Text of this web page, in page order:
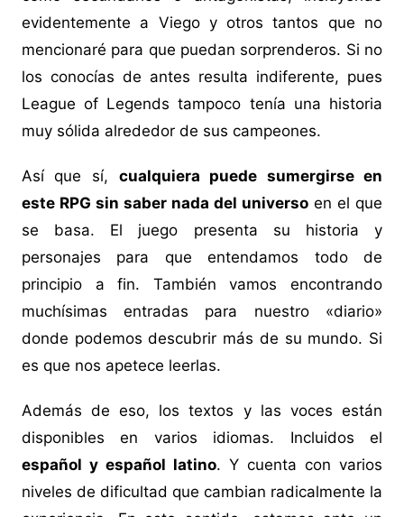
evidentemente a Viego y otros tantos que no
mencionaré para que puedan sorprenderos. Si no
los conocías de antes resulta indiferente, pues
League of Legends tampoco tenía una historia
muy sólida alrededor de sus campeones.
Así que sí, cualquiera puede sumergirse en
este RPG sin saber nada del universo en el que
se basa. El juego presenta su historia y
personajes para que entendamos todo de
principio a fin. También vamos encontrando
muchísimas entradas para nuestro «diario»
donde podemos descubrir más de su mundo. Si
es que nos apetece leerlas.
Además de eso, los textos y las voces están
disponibles en varios idiomas. Incluidos el
español y español latino. Y cuenta con varios
niveles de dificultad que cambian radicalmente la